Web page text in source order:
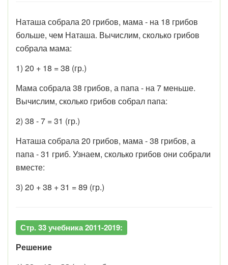
Наташа собрала 20 грибов, мама - на 18 грибов
больше, чем Наташа. Вычислим, сколько грибов
собрала мама:
1) 20 + 18 = 38 (гр.)
Мама собрала 38 грибов, а папа - на 7 меньше.
Вычислим, сколько грибов собрал папа:
2) 38 - 7 = 31 (гр.)
Наташа собрала 20 грибов, мама - 38 грибов, а
папа - 31 гриб. Узнаем, сколько грибов они собрали
вместе:
3) 20 + 38 + 31 = 89 (гр.)
Стр. 33 учебника 2011-2019:
Решение